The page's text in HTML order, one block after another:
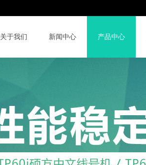
关于我们 新闻中心 产品中心